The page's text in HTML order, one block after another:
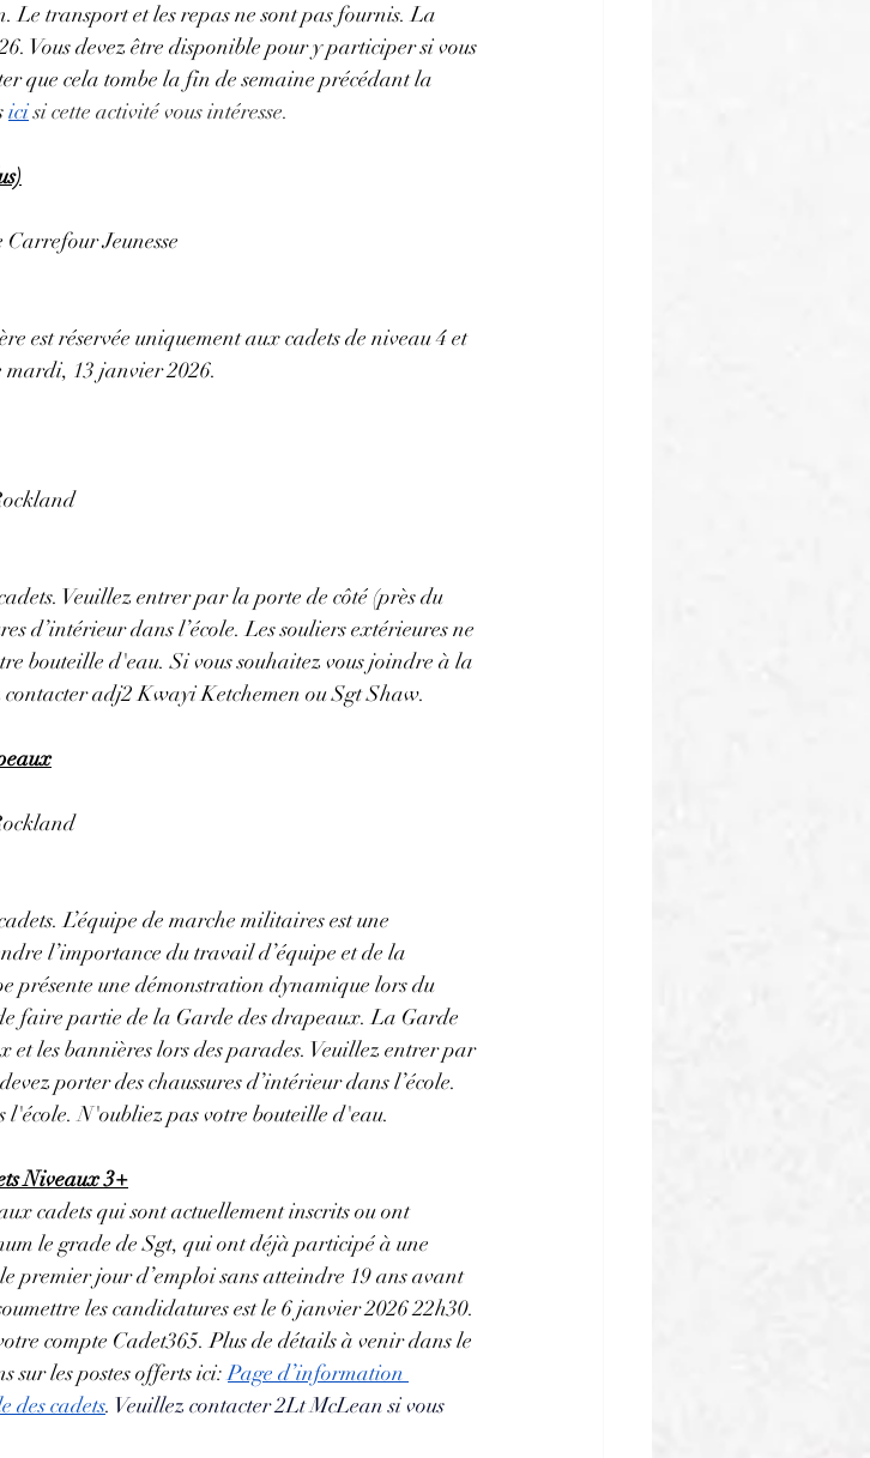
Le transport et les repas ne sont pas fournis. La
Vous devez être disponible pour y participer si vous
que cela tombe la fin de semaine précédant la
ici si cette activité vous intéresse.
Jeunesse
est réservée uniquement aux cadets de niveau 4 et
mardi, 13 janvier 2026.
Veuillez entrer par la porte de côté (près du
d’intérieur dans l’école. Les souliers extérieures ne
bouteille d'eau. Si vous souhaitez vous joindre à la
contacter adj2 Kwayi Ketchemen ou Sgt Shaw.
L’équipe de marche militaires est une
l’importance du travail d’équipe et de la
présente une démonstration dynamique lors du
faire partie de la Garde des drapeaux. La Garde
et les bannières lors des parades. Veuillez entrer par
porter des chaussures d’intérieur dans l’école.
l'école. N'oubliez pas votre bouteille d'eau.
Niveaux 3+
cadets qui sont actuellement inscrits ou ont
le grade de Sgt, qui ont déjà participé à une
premier jour d’emploi sans atteindre 19 ans avant
les candidatures est le 6 janvier 2026 22h30.
compte Cadet365. Plus de détails à venir dans le
sur les postes offerts ici: Page d’information
des cadets. Veuillez contacter 2Lt McLean si vous